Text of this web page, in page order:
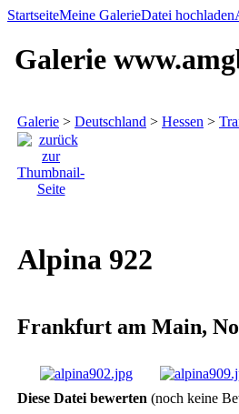
StartseiteMeine GalerieDatei hochladen
Galerie
Galerie > Deutschland > Hessen >
Alpina 922
Frankfurt am Main,
Diese Datei bewerten (noch keine